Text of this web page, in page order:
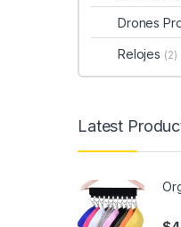
Drones
Relojes (2)
Latest